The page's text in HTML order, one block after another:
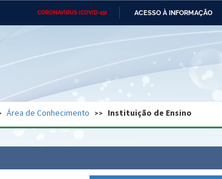
CORONAVÍRUS (COVID-19) ACESSO À INFORMAÇÃO
Ministério das Relações
do Desenvolvimento
Geral da União Banco Central do Brasil
Área de Conhecimento Instituição de Ensino